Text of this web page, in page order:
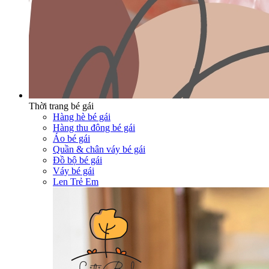
Thời trang bé gái
Hàng hè bé gái
Hàng thu đông bé gái
Áo bé gái
Quần & chân váy bé gái
Đồ bộ bé gái
Váy bé gái
Len Trẻ Em